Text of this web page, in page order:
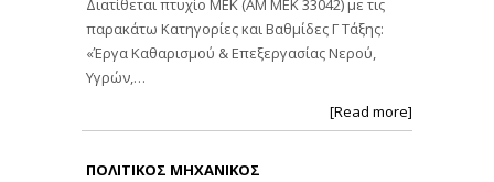
Διατίθεται πτυχίο ΜΕΚ (ΑΜ ΜΕΚ 33042) με τις
παρακάτω Κατηγορίες και Βαθμίδες Γ Τάξης:
«Έργα Καθαρισμού & Επεξεργασίας Νερού,
Υγρών,…
[Read more]
ΠΟΛΙΤΙΚΟΣ ΜΗΧΑΝΙΚΟΣ